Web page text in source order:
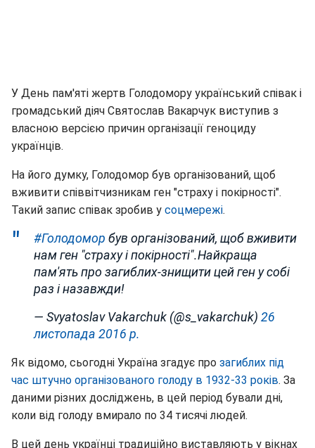
У День пам'яті жертв Голодомору український співак і
громадський діяч Святослав Вакарчук виступив з
власною версією причин організації геноциду
українців.
На його думку, Голодомор був організований, щоб
вживити співвітчизникам ген "страху і покірності".
Такий запис співак зробив у соцмережі.
#Голодомор був організований, щоб вживити
нам ген "страху і покірності".Найкраща
пам'ять про загиблих-знищити цей ген у собі
раз і назавжди!
— Svyatoslav Vakarchuk (@s_vakarchuk) 26
листопада 2016 р.
Як відомо, сьогодні Україна згадує про загиблих під
час штучно організованого голоду в 1932-33 років. За
даними різних досліджень, в цей період бували дні,
коли від голоду вмирало по 34 тисячі людей.
В цей день українці традиційно виставляють у вікнах